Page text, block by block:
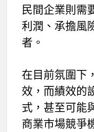
民間企業則需
利潤、承擔風
者。
在目前氛圍下
效，而績效的
式，甚至可能
商業市場競爭